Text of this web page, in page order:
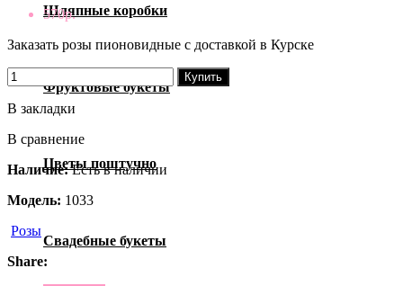
Шляпные коробки
Фруктовые букеты
Цветы поштучно
Свадебные букеты
570р.
Заказать розы пионовидные с доставкой в Курске
Купить
В закладки
В сравнение
Наличие:Есть в наличии
Модель: 1033
Розы
Share: